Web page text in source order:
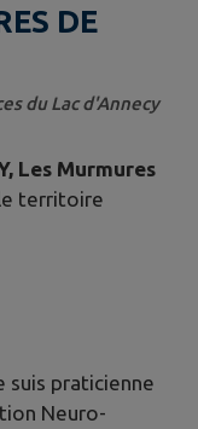
DE
du Lac d'Annecy
Les Murmures
territoire
suis praticienne
Neuro-